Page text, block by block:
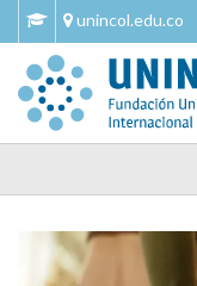
Skip
content
unincol.edu.co
Tu Salud y Bienestar
Tu Salud y Bienestar –